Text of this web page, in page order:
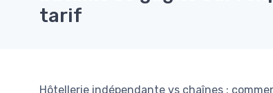
tarif
Hôtellerie indépendante vs chaînes :